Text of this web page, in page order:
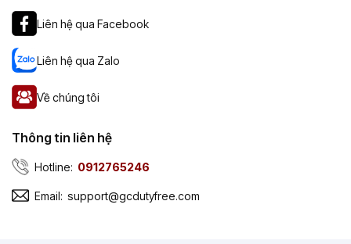
Liên hệ qua Facebook
Liên hệ qua Zalo
Về chúng tôi
Thông tin liên hệ
Hotline: 0912765246
Email: support@gcdutyfree.com